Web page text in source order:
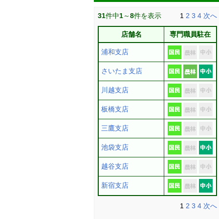
31件中1～8件を表示 1 2 3 4 次へ
店舗名 専門職員駐在
浦和支店
さいたま支店
川越支店
板橋支店
三鷹支店
池袋支店
越谷支店
新宿支店
1 2 3 4 次へ